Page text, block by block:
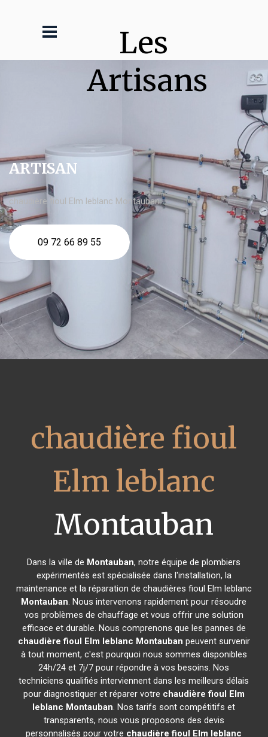
Les
Artisans
ARTISAN
chaudière fioul Elm leblanc Montauban
09 72 66 89 55
chaudière fioul
Elm leblanc
Montauban
Dans la ville de Montauban, notre équipe de plombiers
expérimentés est spécialisée dans l'installation, la
maintenance et la réparation de chaudières fioul Elm leblanc
Montauban. Nous intervenons rapidement pour résoudre
vos problèmes de chauffage et vous offrir une solution
efficace et durable. Nous comprenons que les pannes de
chaudière fioul Elm leblanc Montauban peuvent survenir
à tout moment, c'est pourquoi nous sommes disponibles
24h/24 et 7j/7 pour répondre à vos besoins. Nos
techniciens qualifiés interviennent dans les meilleurs délais
pour diagnostiquer et réparer votre chaudière fioul Elm
leblanc Montauban. Nos tarifs sont compétitifs et
transparents, nous vous proposons des devis
personnalisés pour votre chaudière fioul Elm leblanc